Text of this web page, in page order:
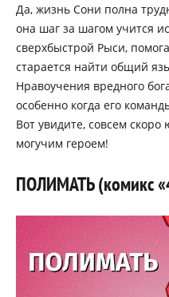
Да, жизнь Сони полна
она шаг за шагом учится
сверхбыстрой Рыси,
старается найти общий
Нравоучения вредного
особенно когда его
Вот увидите, совсем
могучим героем!
ПОЛИМАТЬ (комикс